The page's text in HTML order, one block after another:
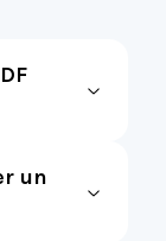
un